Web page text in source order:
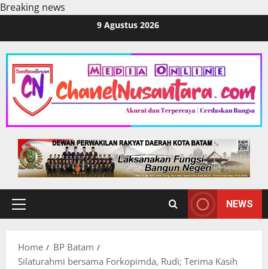
Breaking news
content
9 Agustus 2026
Primary
NEWS
Home
BP Batam
Silaturahmi bersama Forkopimda, Rudi; Terima Kasih